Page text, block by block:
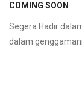
COMING SOON
Segera Hadir
dalam